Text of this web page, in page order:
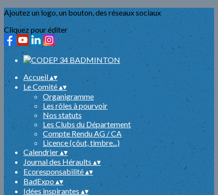
Ajoutez un logo, un bouton, des réseaux sociaux
Cliquez pour éditer
Accueil▴▾
Le Comité▴▾
Organigramme
Les rôles à pourvoir
Nos statuts
Les Clubs du Département
Compte Rendu AG / CA
Licence (côut, timbre...)
Calendrier▴▾
Journal des Héraults▴▾
Ecoresponsabilité▴▾
BadExpo▴▾
Idées inspirantes ▴▾